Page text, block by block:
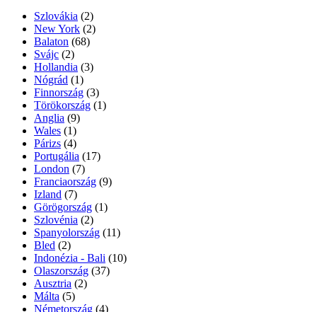
Szlovákia (2)
New York (2)
Balaton (68)
Svájc (2)
Hollandia (3)
Nógrád (1)
Finnország (3)
Törökország (1)
Anglia (9)
Wales (1)
Párizs (4)
Portugália (17)
London (7)
Franciaország (9)
Izland (7)
Görögország (1)
Szlovénia (2)
Spanyolország (11)
Bled (2)
Indonézia - Bali (10)
Olaszország (37)
Ausztria (2)
Málta (5)
Németország (4)